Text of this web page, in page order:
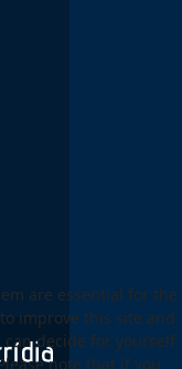
are essential for the
improve this site and
can decide for yourself
note that if you